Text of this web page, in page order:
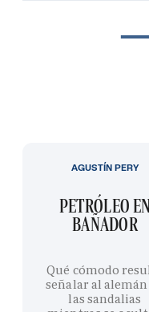
PETRÓLEO EN
BAÑADOR
Qué cómodo
señalar al alemán
las sandalias
AGUSTÍN PERY